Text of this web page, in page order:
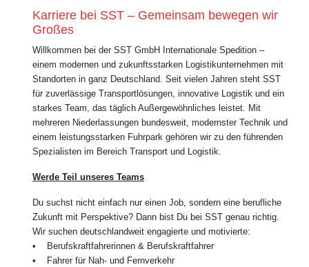
Karriere bei SST – Gemeinsam bewegen wir
Großes
Willkommen bei der SST GmbH Internationale Spedition –
einem modernen und zukunftsstarken Logistikunternehmen mit
Standorten in ganz Deutschland. Seit vielen Jahren steht SST
für zuverlässige Transportlösungen, innovative Logistik und ein
starkes Team, das täglich Außergewöhnliches leistet. Mit
mehreren Niederlassungen bundesweit, modernster Technik und
einem leistungsstarken Fuhrpark gehören wir zu den führenden
Spezialisten im Bereich Transport und Logistik.
Werde Teil unseres Teams
Du suchst nicht einfach nur einen Job, sondern eine berufliche
Zukunft mit Perspektive? Dann bist Du bei SST genau richtig.
Wir suchen deutschlandweit engagierte und motivierte:
• Berufskraftfahrerinnen & Berufskraftfahrer
• Fahrer für Nah- und Fernverkehr